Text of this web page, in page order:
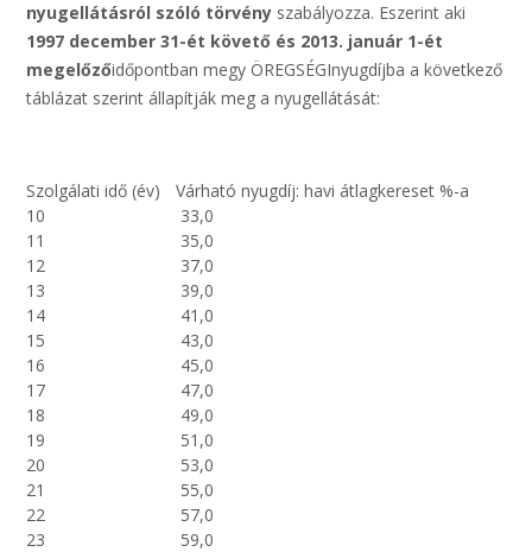
nyugellátásról szóló törvény szabályozza. Eszerint aki
1997 december 31-ét követő és 2013. január 1-ét
megelőzőidőpontban megy ÖREGSÉGInyugdíjba a következő
táblázat szerint állapítják meg a nyugellátását:
Szolgálati idő (év)
Várható nyugdíj: havi átlagkereset %-a
10
33,0
11
35,0
12
37,0
13
39,0
14
41,0
15
43,0
16
45,0
17
47,0
18
49,0
19
51,0
20
53,0
21
55,0
22
57,0
23
59,0